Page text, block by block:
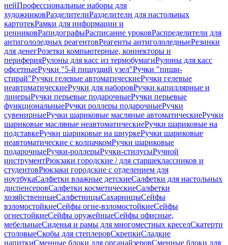
нейПрофессиональные наборы для
художниковРазделителиРазделители для настольных
картотекРамки для информации и
ценниковРапидографыРасписание уроковРаспределители для
антигололедных реагентовРеагенты антигололедныеРезинки
для денегРозетки компьютерные, коннекторы и
периферияРулоны для касс из термобумагиРулоны для касс
офсетныеРучки "5-й пишущий узел"Ручки "пиши-
стирай"Ручки гелевые автоматическиеРучки гелевые
неавтоматическиеРучки для наборовРучки капиллярные и
линерыРучки перьевые подарочныеРучки перьевые
функциональныеРучки роллеры подарочныеРучки
сувенирныеРучки шариковые масляные автоматическиеРучки
шариковые масляные неавтоматическиеРучки шариковые на
подставкеРучки шариковые на шнуркеРучки шариковые
неавтоматические с колпачкомРучки шариковые
подарочныеРучки-роллерыРучки-стилусыРучной
инструментРюкзаки городские / для старшеклассников и
студентовРюкзаки городские с отделением для
ноутбукаСалфетки влажные детскиеСалфетки для настольных
диспенсеровСалфетки косметическиеСалфетки
хозяйственныеСалфетницыСахарницыСейфы
взломостойкиеСейфы огне-взломостойкиеСейфы
огнестойкиеСейфы оружейныеСейфы офисные,
мебельныеСиденья и рамы для многоместных креселСкатерти
столовыеСкобы для степлеровСкрепкиСладкие
напиткиСменные блоки для органайзеровСменные блоки для